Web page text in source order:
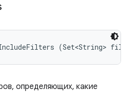
(Set<String>
определяющих, какие